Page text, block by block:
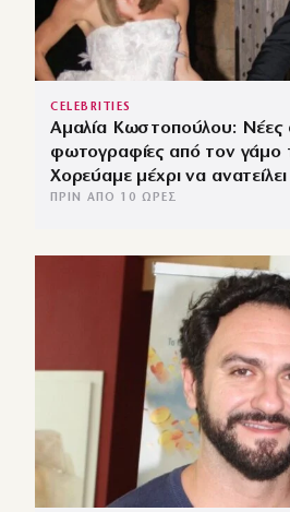
CELEBRITIES
Αμαλία Κωστοπούλου: Νέες
φωτογραφίες από τον γάμο
Χορεύαμε μέχρι να ανατείλει
ΠΡΙΝ ΑΠΌ 10 ΏΡΕΣ